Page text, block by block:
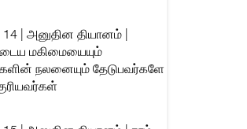
| அனுதின தியானம் |
மகிமையையும்
நலனையும் தேடுபவர்களே